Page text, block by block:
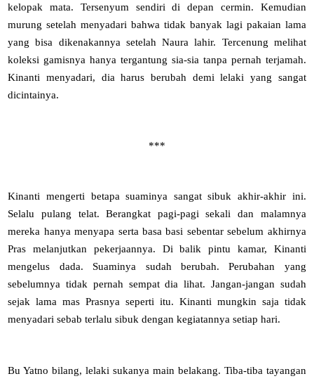
kelopak mata. Tersenyum sendiri di depan cermin. Kemudian
murung setelah menyadari bahwa tidak banyak lagi pakaian lama
yang bisa dikenakannya setelah Naura lahir. Tercenung melihat
koleksi gamisnya hanya tergantung sia-sia tanpa pernah terjamah.
Kinanti menyadari, dia harus berubah demi lelaki yang sangat
dicintainya.
***
Kinanti mengerti betapa suaminya sangat sibuk akhir-akhir ini.
Selalu pulang telat. Berangkat pagi-pagi sekali dan malamnya
mereka hanya menyapa serta basa basi sebentar sebelum akhirnya
Pras melanjutkan pekerjaannya. Di balik pintu kamar, Kinanti
mengelus dada. Suaminya sudah berubah. Perubahan yang
sebelumnya tidak pernah sempat dia lihat. Jangan-jangan sudah
sejak lama mas Prasnya seperti itu. Kinanti mungkin saja tidak
menyadari sebab terlalu sibuk dengan kegiatannya setiap hari.
Bu Yatno bilang, lelaki sukanya main belakang. Tiba-tiba tayangan